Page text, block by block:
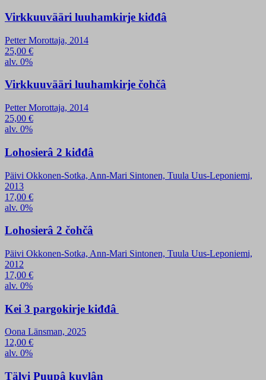
Virkkuuvääri luuhamkirje kiđđâ
Petter Morottaja, 2014
25,00 €
alv. 0%
Virkkuuvääri luuhamkirje čohčâ
Petter Morottaja, 2014
25,00 €
alv. 0%
Lohosierâ 2 kiđđâ
Päivi Okkonen-Sotka, Ann-Mari Sintonen, Tuula Uus-Leponiemi,
2013
17,00 €
alv. 0%
Lohosierâ 2 čohčâ
Päivi Okkonen-Sotka, Ann-Mari Sintonen, Tuula Uus-Leponiemi,
2012
17,00 €
alv. 0%
Kei 3 pargokirje kiđđâ
Oona Länsman, 2025
12,00 €
alv. 0%
Tälvi Puupâ kuvlân